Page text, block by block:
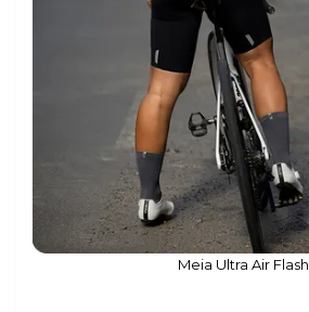
Meia Ultra Air Flash